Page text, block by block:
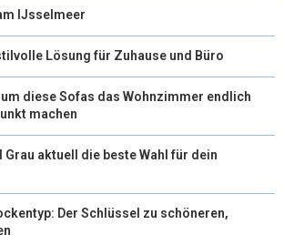
IJsselmeer
Lösung für Zuhause und Büro
diese Sofas das Wohnzimmer endlich
machen
aktuell die beste Wahl für dein
Der Schlüssel zu schöneren,